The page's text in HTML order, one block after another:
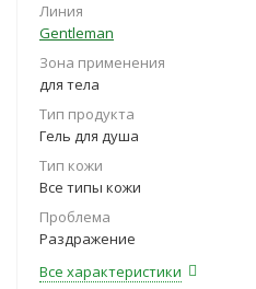
Линия
Gentleman
Зона применения
для тела
Тип продукта
Гель для душа
Тип кожи
Все типы кожи
Проблема
Раздражение
Все характеристики